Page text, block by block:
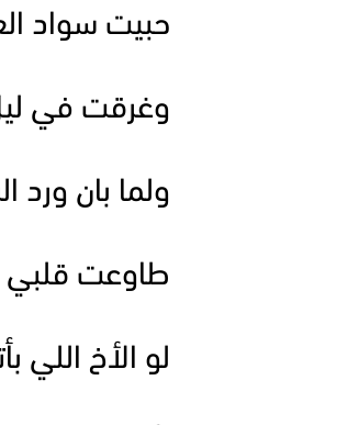
حبيت سواد
وغرقت في
ولما بان ورد
طاوعت قلبي
لو الأخ اللي